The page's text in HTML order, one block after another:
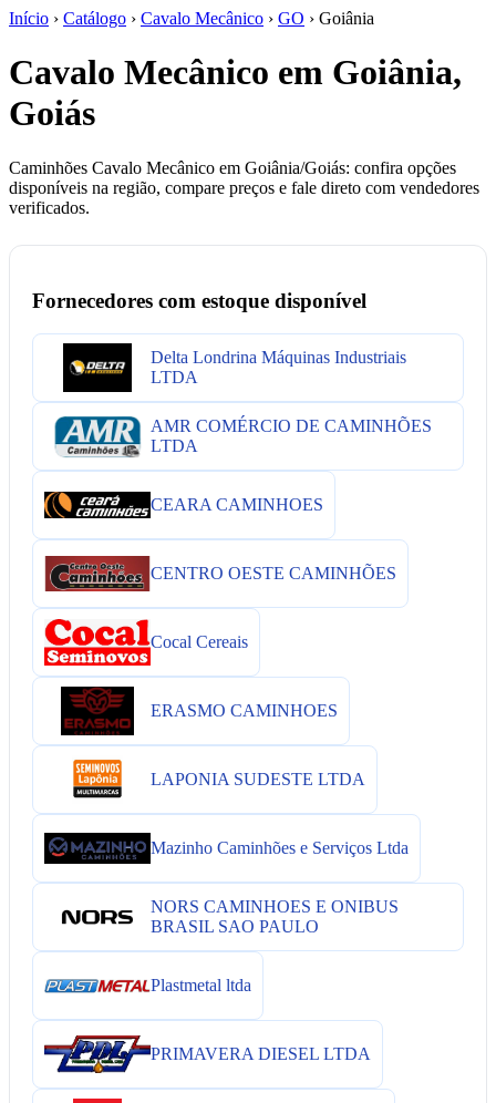
Início › Catálogo › Cavalo Mecânico › GO › Goiânia
Cavalo Mecânico em Goiânia,
Goiás
Caminhões Cavalo Mecânico em Goiânia/Goiás: confira opções
disponíveis na região, compare preços e fale direto com vendedores
verificados.
Fornecedores com estoque disponível
Delta Londrina Máquinas Industriais
LTDA
AMR COMÉRCIO DE CAMINHÕES
LTDA
CEARA CAMINHOES
CENTRO OESTE CAMINHÕES
Cocal Cereais
ERASMO CAMINHOES
LAPONIA SUDESTE LTDA
Mazinho Caminhões e Serviços Ltda
NORS CAMINHOES E ONIBUS
BRASIL SAO PAULO
Plastmetal ltda
PRIMAVERA DIESEL LTDA